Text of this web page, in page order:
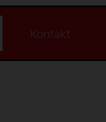
Kontakt